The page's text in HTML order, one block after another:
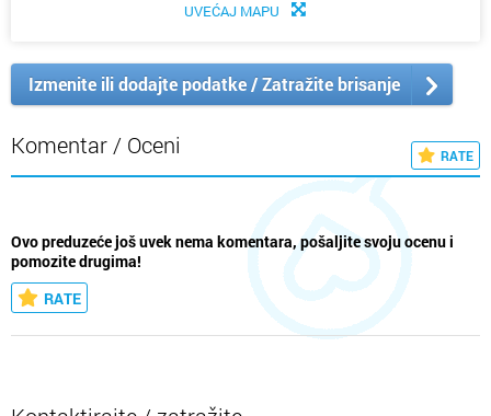
UVEĆAJ MAPU
Izmenite ili dodajte podatke / Zatražite brisanje
Komentar / Oceni RATE
Ovo preduzeće još uvek nema komentara, pošaljite svoju ocenu i
pomozite drugima!
RATE